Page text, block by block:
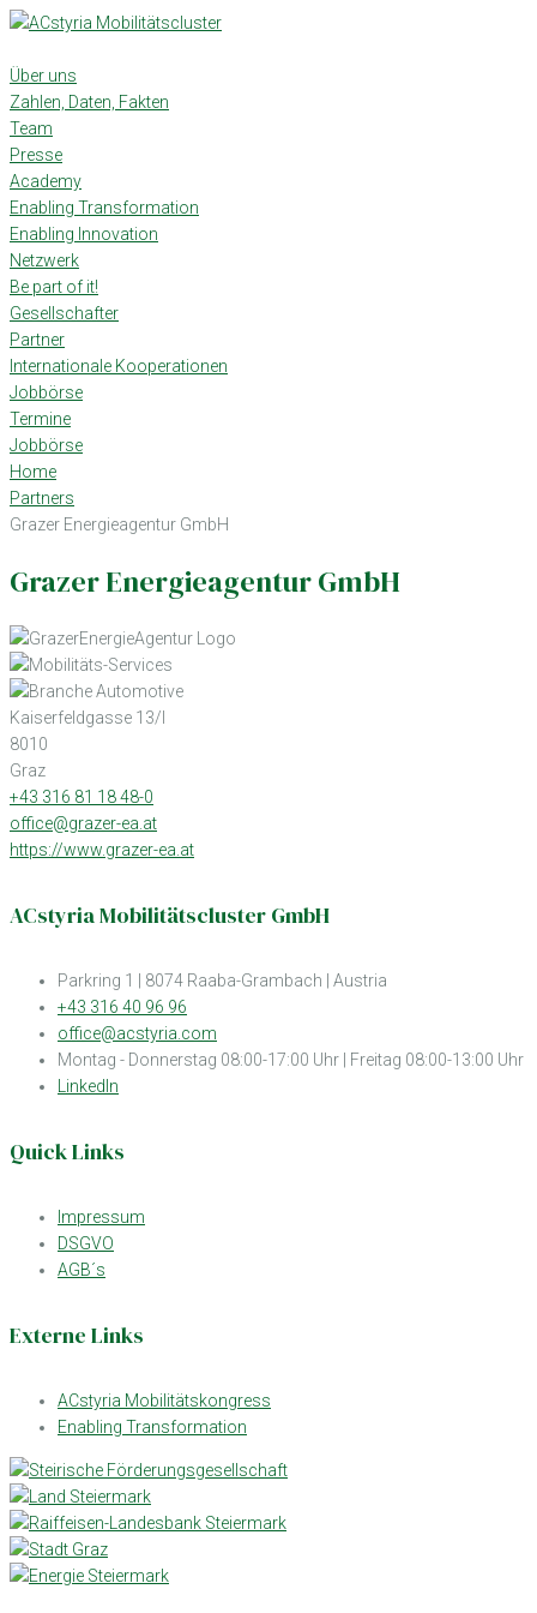
Skip
content
Über uns
Zahlen, Daten, Fakten
Team
Presse
Academy
Enabling Transformation
Enabling Innovation
Netzwerk
Be part of it!
Gesellschafter
Partner
Internationale Kooperationen
Jobbörse
Termine
Jobbörse
Home
Partners
Grazer Energieagentur GmbH
Grazer Energieagentur GmbH
Kaiserfeldgasse 13/I
8010
Graz
+43 316 81 18 48-0
office@grazer-ea.at
https://www.grazer-ea.at
ACstyria Mobilitätscluster GmbH
Parkring 1 | 8074 Raaba-Grambach | Austria
+43 316 40 96 96
office@acstyria.com
Montag - Donnerstag 08:00-17:00 Uhr | Freitag 08:00-13:00 Uhr
LinkedIn
Quick Links
Impressum
DSGVO
AGB´s
Externe Links
ACstyria Mobilitätskongress
Enabling Transformation